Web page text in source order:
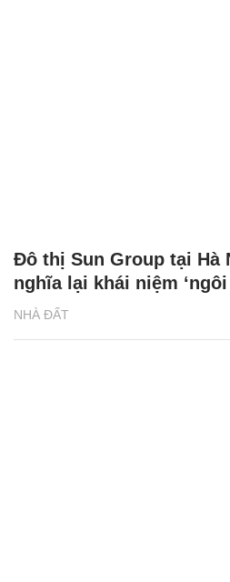
NHÀ ĐẤT
Đô thị Sun Group tại Hà
nghĩa lại khái niệm ‘ngôi